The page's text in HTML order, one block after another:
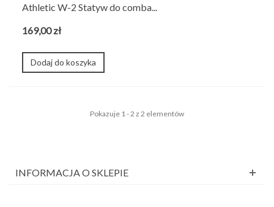
Athletic W-2 Statyw do comba...
169,00 zł
Dodaj do koszyka
Pokazuje 1 - 2 z 2 elementów
INFORMACJA O SKLEPIE